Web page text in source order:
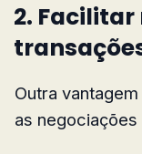
2. Facilitar
Outra
as